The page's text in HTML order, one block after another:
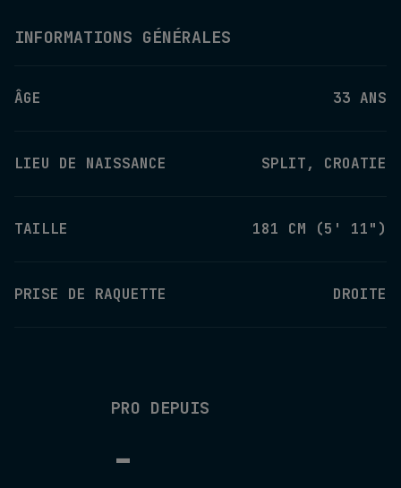
INFORMATIONS GÉNÉRALES
ÂGE 33 ANS
LIEU DE NAISSANCE SPLIT, CROATIE
TAILLE 181 CM (5' 11")
PRISE DE RAQUETTE DROITE
PRO DEPUIS
-